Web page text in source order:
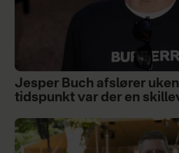
Jesper Buch afslører
tidspunkt var der en